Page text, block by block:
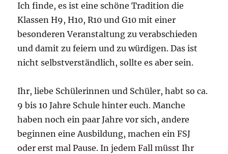
Ich finde, es ist eine schöne Tradition die
Klassen H9, H10, R10 und G10 mit einer
besonderen Veranstaltung zu verabschieden
und damit zu feiern und zu würdigen. Das ist
nicht selbstverständlich, sollte es aber sein.
Ihr, liebe Schülerinnen und Schüler, habt so ca.
9 bis 10 Jahre Schule hinter euch. Manche
haben noch ein paar Jahre vor sich, andere
beginnen eine Ausbildung, machen ein FSJ
oder erst mal Pause. In jedem Fall müsst Ihr